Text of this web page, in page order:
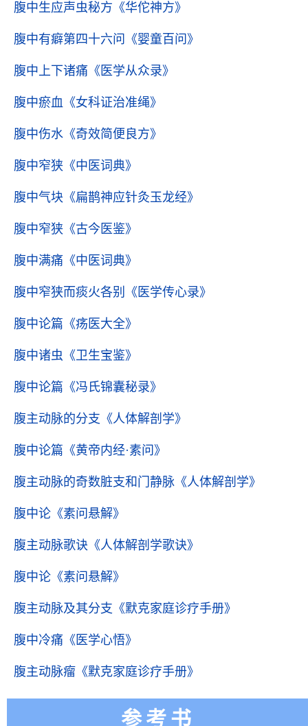
腹中生应声虫秘方 《华佗神方》
腹中有癖第四十六问 《婴童百问》
腹中上下诸痛 《医学从众录》
腹中瘀血 《女科证治准绳》
腹中伤水 《奇效简便良方》
腹中窄狭 《中医词典》
腹中气块 《扁鹊神应针灸玉龙经》
腹中窄狭 《古今医鉴》
腹中满痛 《中医词典》
腹中窄狭而痰火各别 《医学传心录》
腹中论篇 《疡医大全》
腹中诸虫 《卫生宝鉴》
腹中论篇 《冯氏锦囊秘录》
腹主动脉的分支 《人体解剖学》
腹中论篇 《黄帝内经·素问》
腹主动脉的奇数脏支和门静脉 《人体解剖学》
腹中论 《素问悬解》
腹主动脉歌诀 《人体解剖学歌诀》
腹中论 《素问悬解》
腹主动脉及其分支 《默克家庭诊疗手册》
腹中冷痛 《医学心悟》
腹主动脉瘤 《默克家庭诊疗手册》
参考书